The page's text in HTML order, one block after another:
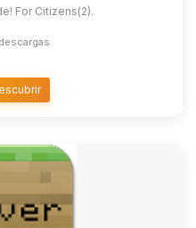
For Citizens(2).